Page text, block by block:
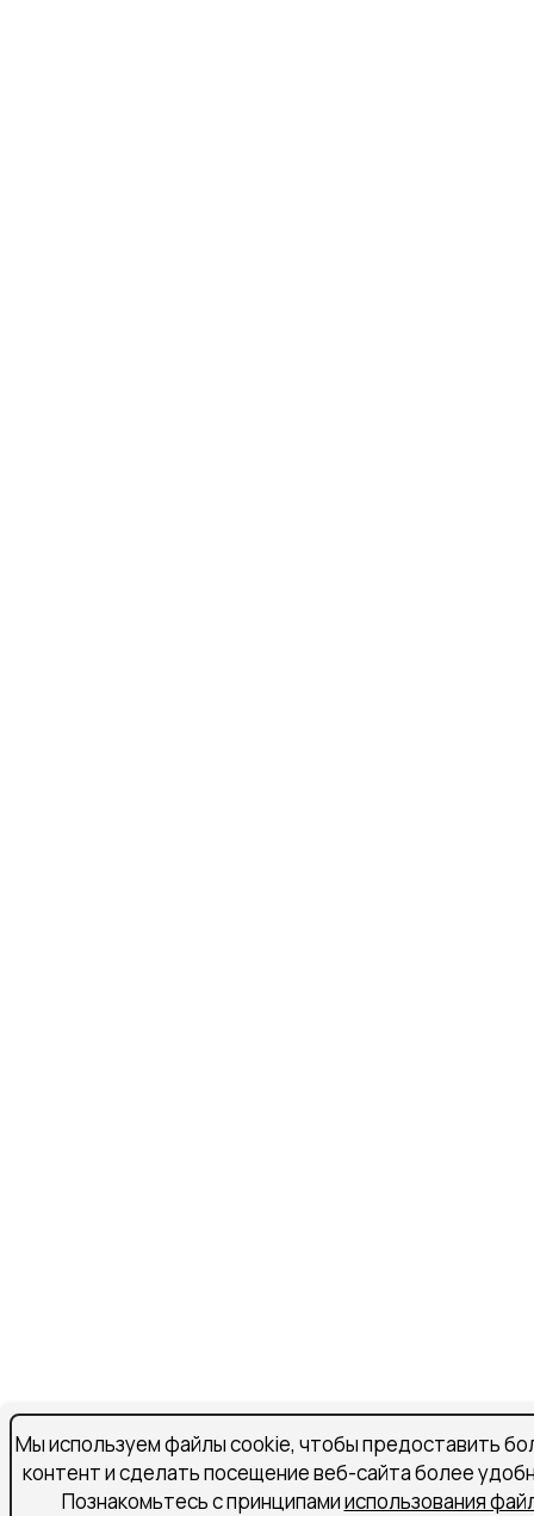
Мы используем файлы cookie, чтобы предоставить
контент и сделать посещение веб-сайта более
Познакомьтесь с принципамииспользования